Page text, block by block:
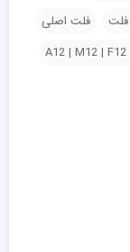
فلت
فلت اصلی